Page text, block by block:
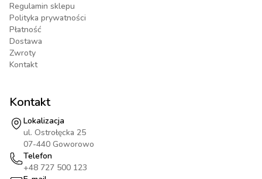
Regulamin sklepu
Polityka prywatności
Płatność
Dostawa
Zwroty
Kontakt
Kontakt
Lokalizacja
ul. Ostrołęcka 25
07-440 Goworowo
Telefon
+48 727 500 123